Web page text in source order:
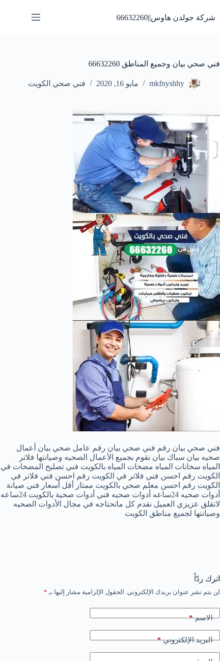
إلى
المحتوى
شركة جولدن هاوس||66632260
فني صحي بيان وجميع المناطق 66632260
mkfnyshhy مايو 16, 2020 فني صحي الكويت
فني صحي بيان رقم فني صحي بيان رقم عامل صحي بيان أعمال
صحيه بيان سباك بيان نقوم بجميع الأعمال الصحيه وصيانتها فلاتر
المياه سخانات المياه مضخات المياه بالكويت فني تصليح المضخات في
الكويت رقم احسن فني فلاتر في الكويت رقم احسن فني فلاتر في
الكويت رقم احسن معلم صحي بالكويت ممتاز أقل أسعار فني صيانة
أدوات صحيه 24ساعه أدوات صحيه فني أدوات صحية بالكويت 24ساعه
لاتقلق عزيزي العميل نقدم كل ماتحتاجه في مجال الأدوات الصحيه
وصيانتها لجميع مناطق الكويت
اترك ردّاً
لن يتم نشر عنوان بريدك الإلكتروني. الحقول الإلزامية مشار إليها بـ *
الاسم*
البريد الإلكتروني*